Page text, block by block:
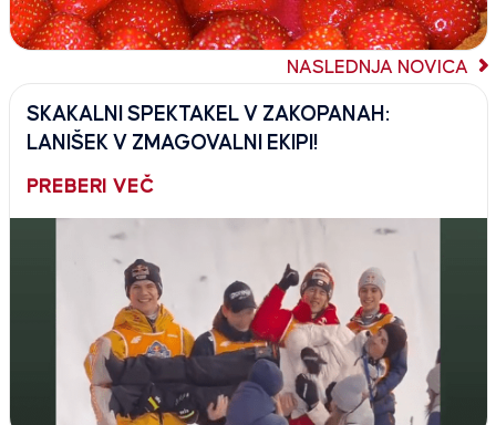
NASLEDNJA NOVICA
SKAKALNI SPEKTAKEL V ZAKOPANAH:
LANIŠEK V ZMAGOVALNI EKIPI!
PREBERI VEČ